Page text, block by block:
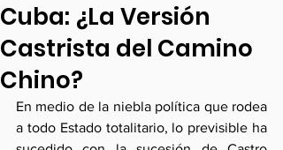
Cuba: ¿La Versión
Castrista del Camino
Chino?
En medio de la niebla política que rodea
a todo Estado totalitario, lo previsible ha